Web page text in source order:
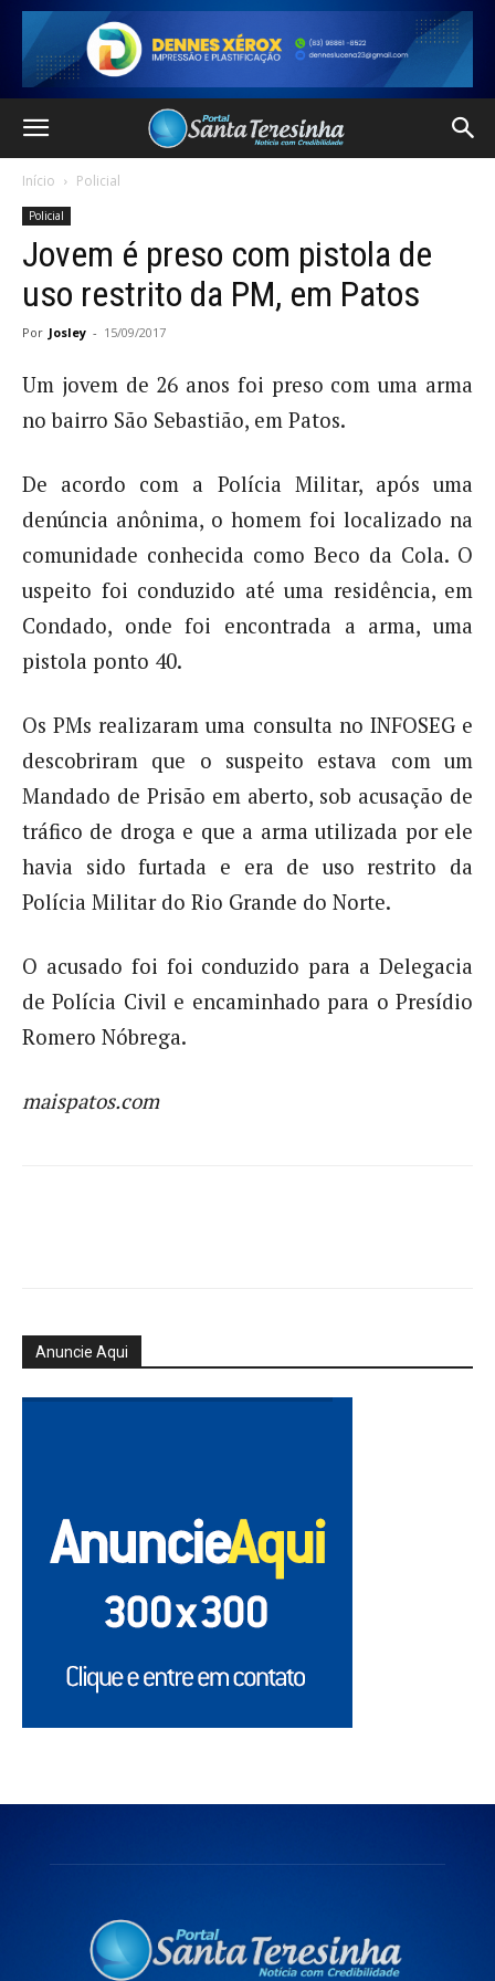
Início Policial
Policial
Jovem é preso com pistola de
uso restrito da PM, em Patos
Por Josley - 15/09/2017
Um jovem de 26 anos foi preso com uma arma
no bairro São Sebastião, em Patos.
De acordo com a Polícia Militar, após uma
denúncia anônima, o homem foi localizado na
comunidade conhecida como Beco da Cola. O
uspeito foi conduzido até uma residência, em
Condado, onde foi encontrada a arma, uma
pistola ponto 40.
Os PMs realizaram uma consulta no INFOSEG e
descobriram que o suspeito estava com um
Mandado de Prisão em aberto, sob acusação de
tráfico de droga e que a arma utilizada por ele
havia sido furtada e era de uso restrito da
Polícia Militar do Rio Grande do Norte.
O acusado foi foi conduzido para a Delegacia
de Polícia Civil e encaminhado para o Presídio
Romero Nóbrega.
maispatos.com
Anuncie Aqui